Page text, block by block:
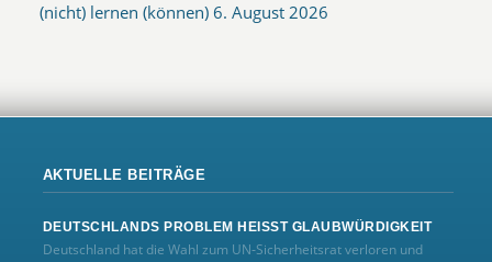
(nicht) lernen (können) 6. August 2026
AKTUELLE BEITRÄGE
DEUTSCHLANDS PROBLEM HEISST GLAUBWÜRDIGKEIT
Deutschland hat die Wahl zum UN‑Sicherheitsrat verloren und